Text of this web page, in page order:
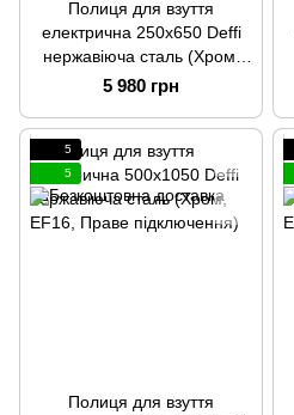
Полиця для взуття
електрична 250x650 Deffi
нержавіюча сталь (Хром,
EF16, Праве підключення)
5 980 грн
5
5
Полиця для взуття